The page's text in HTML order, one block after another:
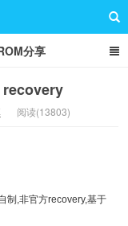
分享
recovery
阅读(13803)
制,非官方recovery,基于